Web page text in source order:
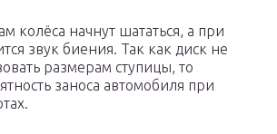
колёса начнут шататься, а при
звук биения. Так как диск не
размерам ступицы, то
заноса автомобиля при